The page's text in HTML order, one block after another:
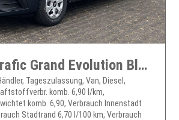
RENAULT Trafic Grand Evolution Blue dCi 150 Automatik MY25
Tageszulassung, Van, Diesel,
komb. 6,90 l/km,
komb. 6,90, Verbrauch Innenstadt
Stadtrand 6,70 l/100 km, Verbrauch